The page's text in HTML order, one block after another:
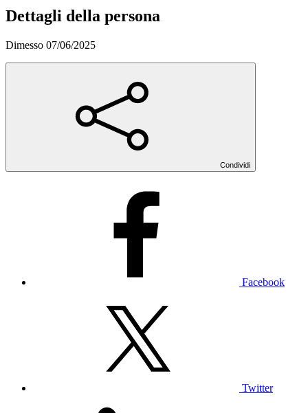
Dettagli della persona
Dimesso 07/06/2025
Condividi
Facebook
Twitter